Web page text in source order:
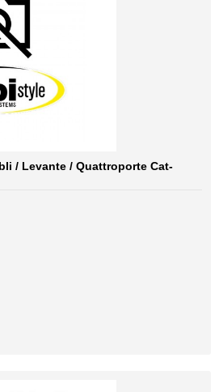
/ Levante / Quattroporte Cat-